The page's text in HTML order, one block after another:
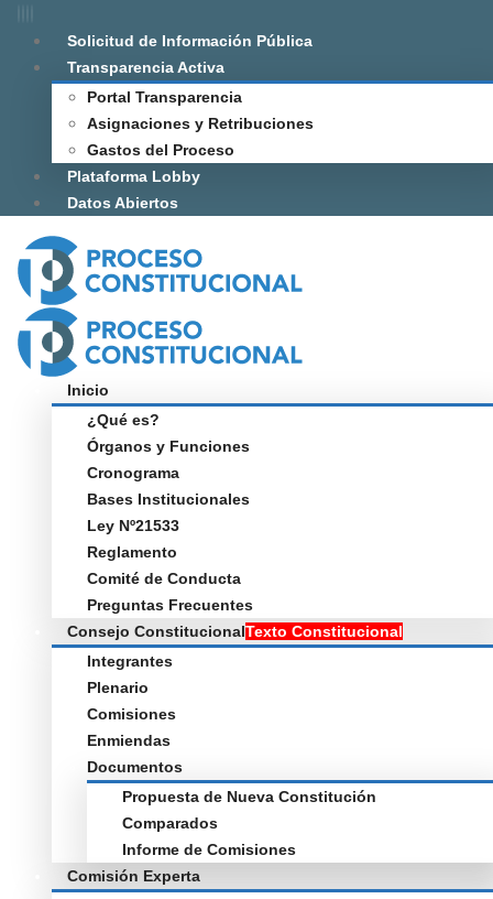
Solicitud de Información Pública
Transparencia Activa
Portal Transparencia
Asignaciones y Retribuciones
Gastos del Proceso
Plataforma Lobby
Datos Abiertos
Inicio
¿Qué es?
Órganos y Funciones
Cronograma
Bases Institucionales
Ley Nº21533
Reglamento
Comité de Conducta
Preguntas Frecuentes
Consejo ConstitucionalTexto Constitucional
Integrantes
Plenario
Comisiones
Enmiendas
Documentos
Propuesta de Nueva Constitución
Comparados
Informe de Comisiones
Comisión Experta